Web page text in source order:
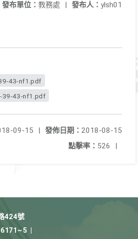
發布人： ylsh01
發布單位： 教務處 |
43-nf1.pdf
39-43-nf1.pdf
發佈日期： 2018-08-15
09-15
|
點擊率： 526 |
424號